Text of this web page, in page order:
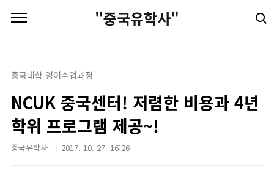
"중국유학사"
중국대학 영어수업과정
NCUK 중국센터! 저렴한 비용과 4년
학위 프로그램 제공~!
중국유학사 2017. 10. 27. 16:26